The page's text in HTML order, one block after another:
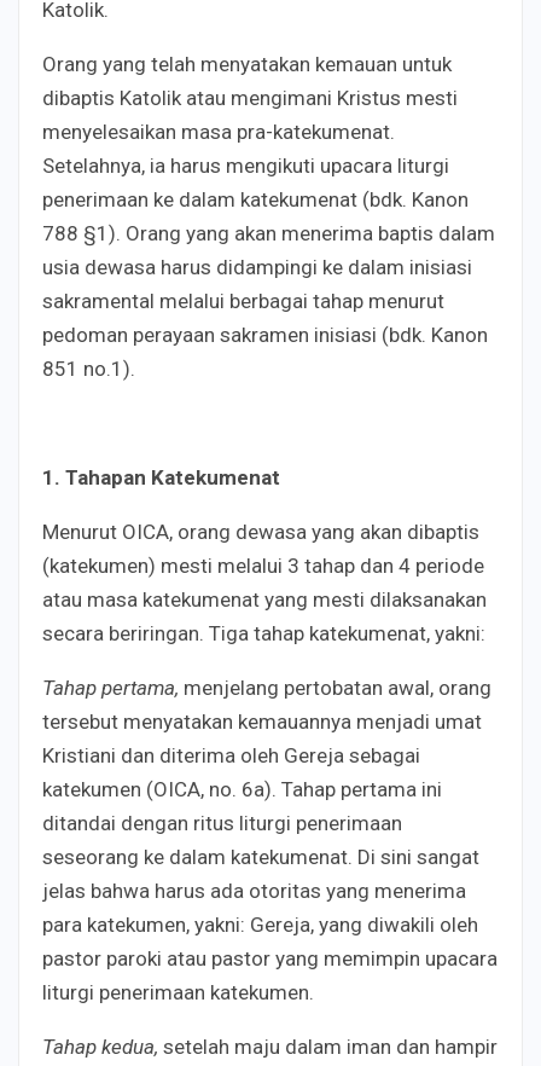
Katolik.
Orang yang telah menyatakan kemauan untuk
dibaptis Katolik atau mengimani Kristus mesti
menyelesaikan masa pra-katekumenat.
Setelahnya, ia harus mengikuti upacara liturgi
penerimaan ke dalam katekumenat (bdk. Kanon
788 §1). Orang yang akan menerima baptis dalam
usia dewasa harus didampingi ke dalam inisiasi
sakramental melalui berbagai tahap menurut
pedoman perayaan sakramen inisiasi (bdk. Kanon
851 no.1).
1. Tahapan Katekumenat
Menurut OICA, orang dewasa yang akan dibaptis
(katekumen) mesti melalui 3 tahap dan 4 periode
atau masa katekumenat yang mesti dilaksanakan
secara beriringan. Tiga tahap katekumenat, yakni:
Tahap pertama, menjelang pertobatan awal, orang
tersebut menyatakan kemauannya menjadi umat
Kristiani dan diterima oleh Gereja sebagai
katekumen (OICA, no. 6a). Tahap pertama ini
ditandai dengan ritus liturgi penerimaan
seseorang ke dalam katekumenat. Di sini sangat
jelas bahwa harus ada otoritas yang menerima
para katekumen, yakni: Gereja, yang diwakili oleh
pastor paroki atau pastor yang memimpin upacara
liturgi penerimaan katekumen.
Tahap kedua, setelah maju dalam iman dan hampir